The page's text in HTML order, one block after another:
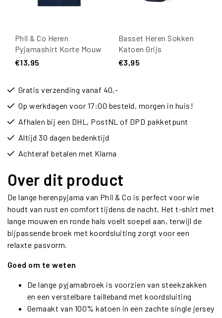
Phil & Co Heren
Pyjamashirt Korte Mouw
Donkerblauw
€13,95
Basset Heren Sokken
Katoen Grijs
€3,95
Gratis verzending vanaf 40,-
Op werkdagen voor 17:00 besteld, morgen in huis!
Afhalen bij een DHL, PostNL of DPD pakketpunt
Altijd 30 dagen bedenktijd
Achteraf betalen met Klarna
Over dit product
De lange herenpyjama van Phil & Co is perfect voor wie
houdt van rust en comfort tijdens de nacht. Het t-shirt met
lange mouwen en ronde hals voelt soepel aan, terwijl de
bijpassende broek met koordsluiting zorgt voor een
relaxte pasvorm.
Goed om te weten
De lange pyjamabroek is voorzien van steekzakken
en een verstelbare tailleband met koordsluiting
Gemaakt van 100% katoen in een zachte single jersey